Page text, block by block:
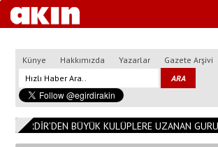
Künye Hakkımızda Yazarlar Gazete Arşivi
EĞİRDİR’DEN BÜYÜK KULÜPLERE UZANAN GURUR